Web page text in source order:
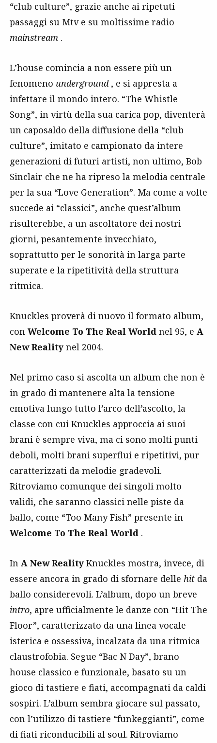
“club culture”, grazie anche ai ripetuti
passaggi su Mtv e su moltissime radio
mainstream .
L’house comincia a non essere più un
fenomeno underground, e si appresta a
infettare il mondo intero. “The Whistle
Song”, in virtù della sua carica pop, diventerà
un caposaldo della diffusione della “club
culture”, imitato e campionato da intere
generazioni di futuri artisti, non ultimo, Bob
Sinclair che ne ha ripreso la melodia centrale
per la sua “Love Generation”. Ma come a volte
succede ai “classici”, anche quest’album
risulterebbe, a un ascoltatore dei nostri
giorni, pesantemente invecchiato,
soprattutto per le sonorità in larga parte
superate e la ripetitività della struttura
ritmica.
Knuckles proverà di nuovo il formato album,
con Welcome To The Real World nel 95, e A
New Reality nel 2004.
Nel primo caso si ascolta un album che non è
in grado di mantenere alta la tensione
emotiva lungo tutto l’arco dell’ascolto, la
classe con cui Knuckles approccia ai suoi
brani è sempre viva, ma ci sono molti punti
deboli, molti brani superflui e ripetitivi, pur
caratterizzati da melodie gradevoli.
Ritroviamo comunque dei singoli molto
validi, che saranno classici nelle piste da
ballo, come “Too Many Fish” presente in
Welcome To The Real World .
In A New Reality Knuckles mostra, invece, di
essere ancora in grado di sfornare delle hit da
ballo considerevoli. L’album, dopo un breve
intro, apre ufficialmente le danze con “Hit The
Floor”, caratterizzato da una linea vocale
isterica e ossessiva, incalzata da una ritmica
claustrofobia. Segue “Bac N Day”, brano
house classico e funzionale, basato su un
gioco di tastiere e fiati, accompagnati da caldi
sospiri. L’album sembra giocare sul passato,
con l’utilizzo di tastiere “funkeggianti”, come
di fiati riconducibili al soul. Ritroviamo